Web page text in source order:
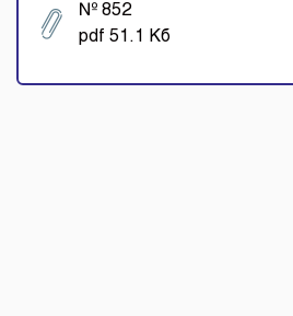
№ 852
pdf 51.1 Кб